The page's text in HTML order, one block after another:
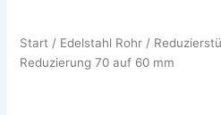
Start / Edelstahl Rohr /
Reduzierung 70 auf 60 mm
auf
60